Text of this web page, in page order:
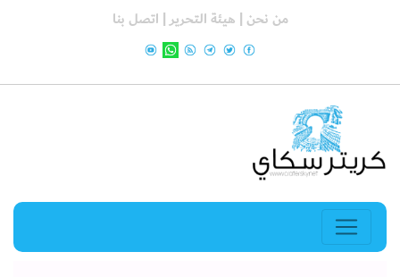
من نحن | هيئة التحرير | اتصل بنا